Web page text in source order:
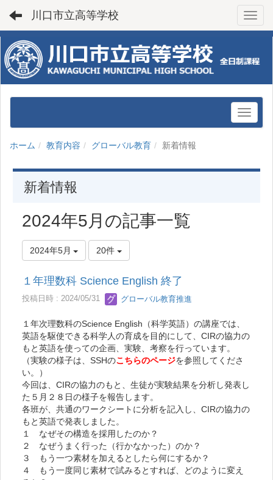
川口市立高等学校
ホーム 教育内容 グローバル教育 新着情報
新着情報
2024年5月の記事一覧
2024年5月 20件
１年理数科 Science English 終了
投稿日時 : 2024/05/31 グローバル教育推進
１年次理数科のScience English（科学英語）の講座では、
英語を駆使できる科学人の育成を目的にして、CIRの協力の
もと英語を使っての企画、実験、考察を行っています。
（実験の様子は、SSHのこちらのページを参照してくださ
い。）
今回は、CIRの協力のもと、生徒が実験結果を分析し発表し
た５月２８日の様子を報告します。
各班が、共通のワークシートに分析を記入し、CIRの協力の
もと英語で発表しました。
１ なぜその構造を採用したのか？
２ なぜうまく行った（行かなかった）のか？
３ もう一つ素材を加えるとしたら何にするか？
４ もう一度同じ素材で試みるとすれば、どのように変え